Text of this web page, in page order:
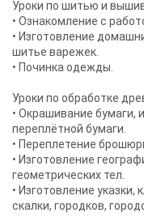
Уроки по шитью и
• Ознакомление с
• Изготовление
шитье варежек.
• Починка одежды.
Уроки по обработке
• Окрашивание бумаги,
переплётной бумаги.
• Переплетение
• Изготовление
геометрических тел.
• Изготовление указки,
скалки, городков,